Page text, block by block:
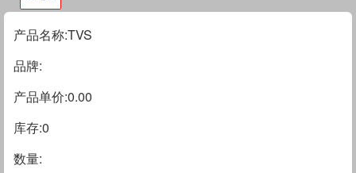
产品名称:TVS
品牌:
产品单价:0.00
库存:0
数量: